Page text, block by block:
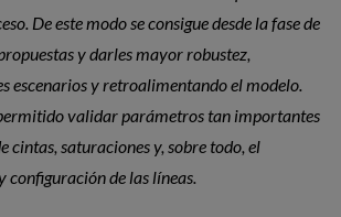
De este modo se consigue desde la fase de
y darles mayor robustez,
escenarios y retroalimentando el modelo.
validar parámetros tan importantes
cintas, saturaciones y, sobre todo, el
de las líneas.